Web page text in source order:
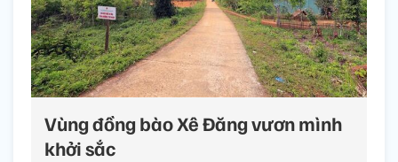
Vùng đồng bào Xê Đăng vươn mình
khởi sắc